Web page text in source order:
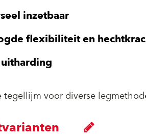
inzetbaar
flexibiliteit en
tegellijm voor diverse